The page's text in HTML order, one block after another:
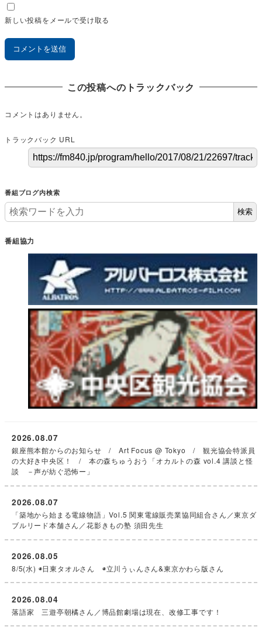
新しい投稿をメールで受け取る
この投稿へのトラックバック
コメントはありません。
トラックバック URL
番組ブログ内検索
検索
番組協力
銀座熊本館からのお知らせ / Art Focus @ Tokyo / 観光協会特派員
の大好き中央区！ / 本の森ちゅうおう「オカルトの森 vol.4 講談と怪
談 －声が紡ぐ恐怖ー」
2026.08.07
「築地から始まる電線物語」Vol.5 関東電線販売業協同組合さん／東京ダ
ブルリード本舗さん／花影きもの塾 須田先生
2026.08.07
8/5(水) ◉日東タオルさん ◉立川うぃんさん&東京かわら版さん
2026.08.05
落語家 三遊亭朝橘さん／博品館劇場は現在、改修工事です！
2026.08.04